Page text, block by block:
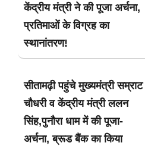
केंद्रीय मंत्री ने की पूजा अर्चना,
प्रतिमाओं के विग्रह का
स्थानांतरण!
सीतामढ़ी पहुंचे मुख्यमंत्री सम्राट
चौधरी व केंद्रीय मंत्री ललन
सिंह,पुनौरा धाम में की पूजा-
अर्चना, ब्रूड बैंक का किया